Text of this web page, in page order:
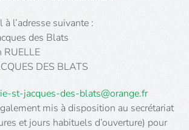
l’adresse suivante :
des Blats
RUELLE
DES BLATS
st-jacques-des-blats@orange.fr
mis à disposition au secrétariat
et jours habituels d’ouverture) pour